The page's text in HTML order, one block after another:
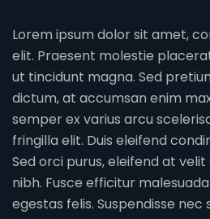
Lorem ipsum dolor sit amet,
elit. Praesent molestie
ut tincidunt magna. Sed
dictum, at accumsan enim
semper ex varius arcu
fringilla elit. Duis eleifend
Sed orci purus, eleifend at velit
nibh. Fusce efficitur
egestas felis. Suspendisse